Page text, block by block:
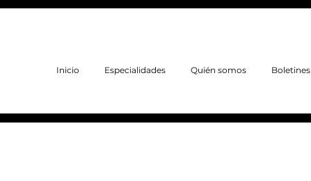
Inicio Especialidades Quién somos Boletines